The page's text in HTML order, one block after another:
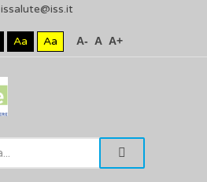
issalute@iss.it
Aa Aa A- A A+